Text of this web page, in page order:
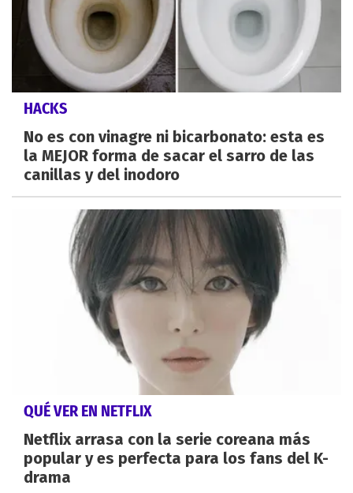
HACKS
No es con vinagre ni bicarbonato: esta es
la MEJOR forma de sacar el sarro de las
canillas y del inodoro
QUÉ VER EN NETFLIX
Netflix arrasa con la serie coreana más
popular y es perfecta para los fans del K-
drama